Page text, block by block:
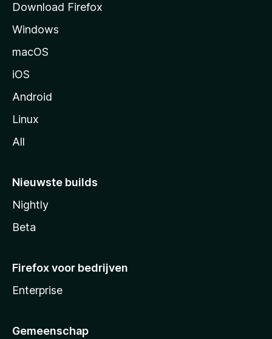
g
i
Download Firefox
Windows
macOS
iOS
Android
Linux
All
Nieuwste builds
Nightly
Beta
Firefox voor bedrijven
Enterprise
Gemeenschap